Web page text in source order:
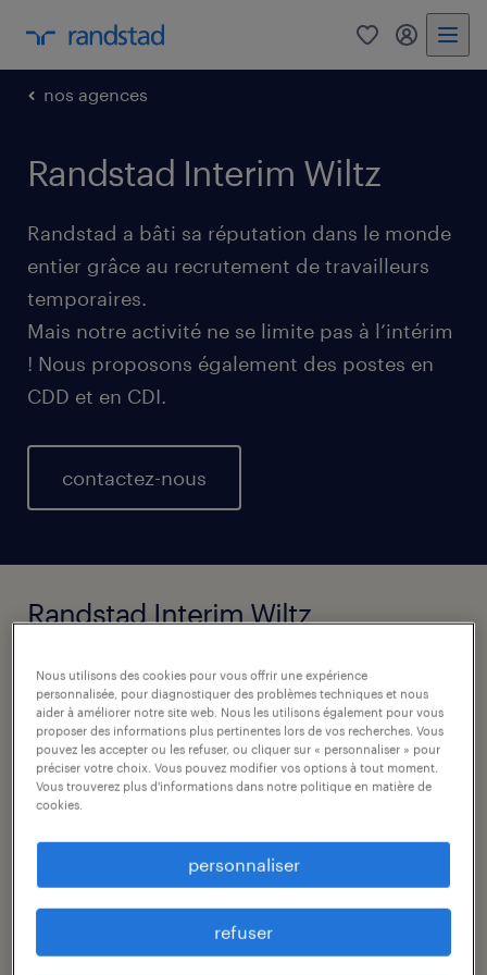
0 my
nos agences
Randstad Interim Wiltz
Randstad a bâti sa réputation dans le monde
entier grâce au recrutement de travailleurs
temporaires.
Mais notre activité ne se limite pas à l’intérim
! Nous proposons également des postes en
CDD et en CDI.
contactez-nous
Randstad Interim Wiltz
37/39, Grand Rue
9530 Wiltz
Luxembourg
Nous utilisons des cookies pour vous offrir une expérience
personnalisée, pour diagnostiquer des problèmes techniques et nous
aider à améliorer notre site web. Nous les utilisons également pour vous
proposer des informations plus pertinentes lors de vos recherches. Vous
pouvez les accepter ou les refuser, ou cliquer sur « personnaliser » pour
préciser votre choix. Vous pouvez modifier vos options à tout moment.
Vous trouverez plus d'informations dans notre politique en matière de
cookies.
personnaliser
refuser